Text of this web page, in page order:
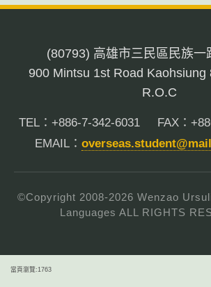
(80793) 高雄市三民區民族一
900 Mintsu 1st Road Kaohsiung
R.O.C
TEL：+886-7-342-6031
FAX：
EMAIL：
©Copyright 2008-2026 Wenzao
Languages ALL RIGHTS
當頁瀏覽:1763